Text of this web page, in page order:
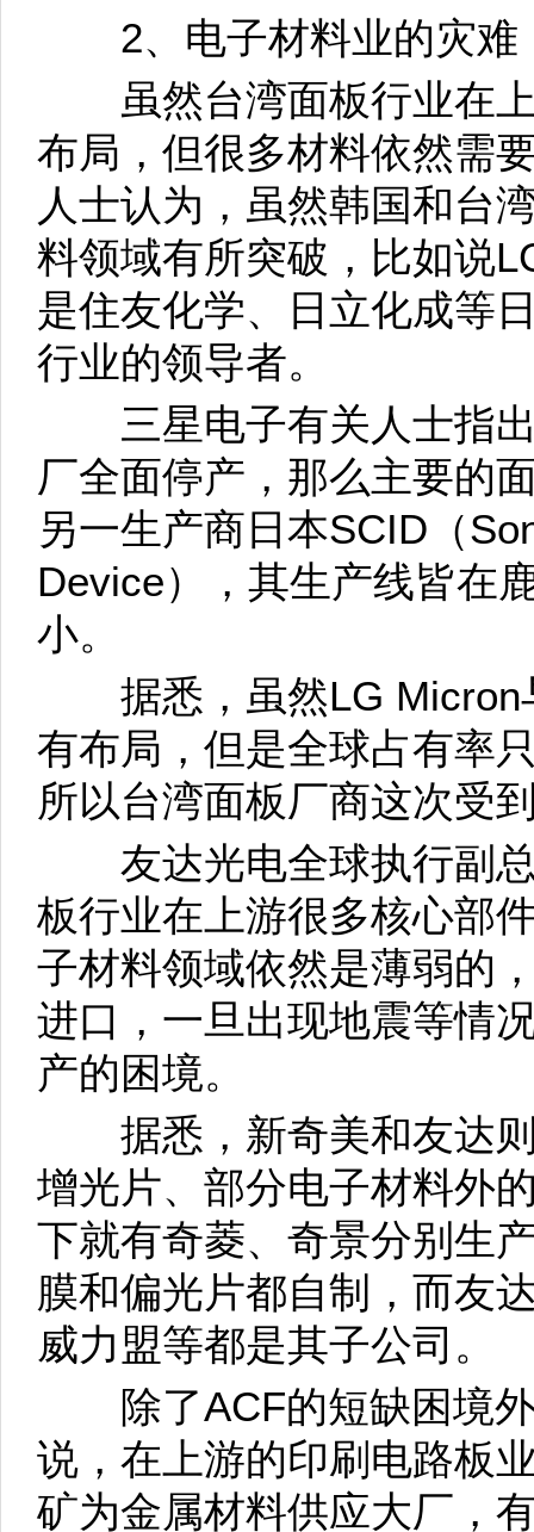
2、电子材料业的灾难
虽然台湾面板行业在上
布局，但很多材料依然需
人士认为，虽然韩国和台
料领域有所突破，比如说
是住友化学、日立化成等
行业的领导者。
三星电子有关人士指出
厂全面停产，那么主要的
另一生产商日本SCID（
Device），其生产线皆在
小。
据悉，虽然LG Micron
有布局，但是全球占有率
所以台湾面板厂商这次受
友达光电全球执行副总
板行业在上游很多核心部
子材料领域依然是薄弱的
进口，一旦出现地震等情
产的困境。
据悉，新奇美和友达则
增光片、部分电子材料外
下就有奇菱、奇景分别生
膜和偏光片都自制，而友
威力盟等都是其子公司。
除了ACF的短缺困境外
说，在上游的印刷电路板
矿为金属材料供应大厂，